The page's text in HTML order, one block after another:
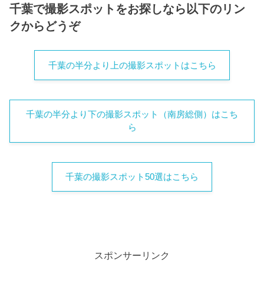
千葉で撮影スポットをお探しなら以下のリン
クからどうぞ
千葉の半分より上の撮影スポットはこちら
千葉の半分より下の撮影スポット（南房総側）はこち
ら
千葉の撮影スポット50選はこちら
スポンサーリンク